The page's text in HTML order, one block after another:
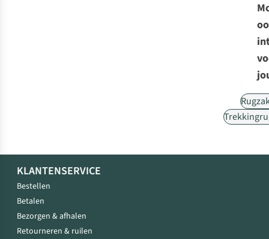
KLANTENSERVICE
Bestellen
Betalen
Bezorgen & afhalen
Retourneren & ruilen